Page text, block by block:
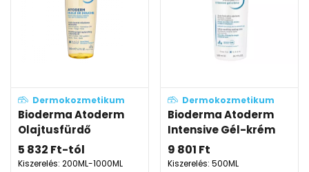
Dermokozmetikum
Bioderma Atoderm
Olajtusfürdő
5 832 Ft-tól
Kiszerelés: 200ML-1000ML
Dermokozmetikum
Bioderma Atoderm
Intensive Gél-krém
9 801 Ft
Kiszerelés: 500ML